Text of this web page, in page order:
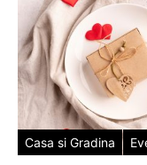
Casa si Gradina